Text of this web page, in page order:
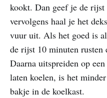
kookt. Dan geef je de
vervolgens haal je het
vuur uit. Als het goed is
de rijst 10 minuten rusten
Daarna uitspreiden op
laten koelen, is het
bakje in de koelkast.